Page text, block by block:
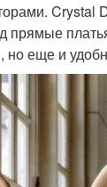
прямые
но еще и